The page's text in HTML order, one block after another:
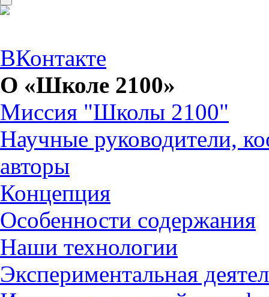
ВКонтакте
О «Школе 2100»
Миссия "Школы 2100"
Научные руководители,
авторы
Концепция
Особенности содержания
Наши технологии
Экспериментальная